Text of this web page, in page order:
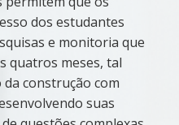
dos estudantes
e monitoria que
quatros meses, tal
construção com
suas